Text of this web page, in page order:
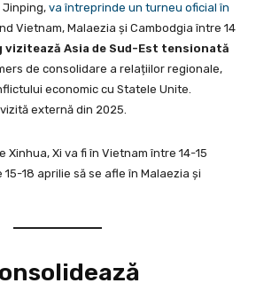
Jinping, va întreprinde un turneu oficial în
Vietnam, Malaezia și Cambodgia între 14
vizitează Asia de Sud-Est tensionată
de consolidare a relațiilor regionale,
economic cu Statele Unite.
externă din 2025.
Xi va fi în Vietnam între 14-15
18 aprilie să se afle în Malaezia și